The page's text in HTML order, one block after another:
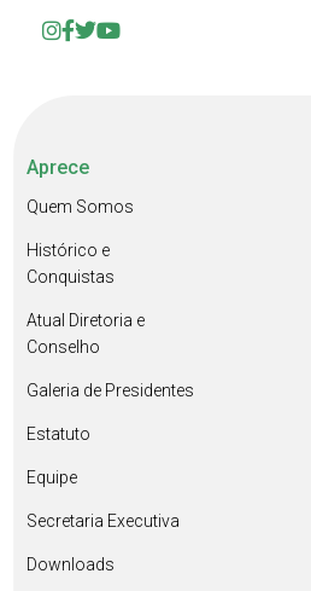
Aprece
Quem Somos
Histórico e
Conquistas
Atual Diretoria e
Conselho
Galeria de Presidentes
Estatuto
Equipe
Secretaria Executiva
Downloads